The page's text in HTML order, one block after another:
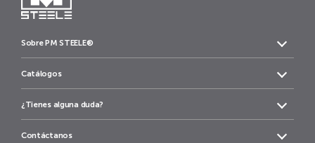
Sobre PM STEELE®
Catálogos
¿Tienes alguna duda?
Contáctanos